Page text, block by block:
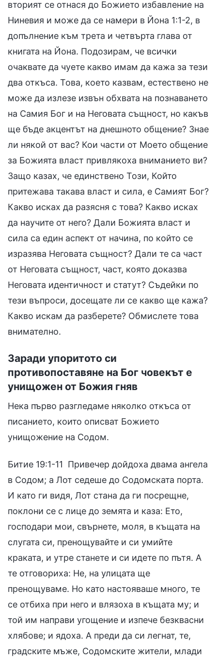
вторият се отнася до Божието избавление на
Ниневия и може да се намери в Йона 1:1-2, в
допълнение към трета и четвърта глава от
книгата на Йона. Подозирам, че всички
очаквате да чуете какво имам да кажа за тези
два откъса. Това, което казвам, естествено не
може да излезе извън обхвата на познаването
на Самия Бог и на Неговата същност, но какъв
ще бъде акцентът на днешното общение? Знае
ли някой от вас? Кои части от Моето общение
за Божията власт привлякоха вниманието ви?
Защо казах, че единствено Този, Който
притежава такава власт и сила, е Самият Бог?
Какво исках да разясня с това? Какво исках
да научите от него? Дали Божията власт и
сила са един аспект от начина, по който се
изразява Неговата същност? Дали те са част
от Неговата същност, част, която доказва
Неговата идентичност и статут? Съдейки по
тези въпроси, досещате ли се какво ще кажа?
Какво искам да разберете? Обмислете това
внимателно.
Заради упоритото си
противопоставяне на Бог човекът е
унищожен от Божия гняв
Нека първо разгледаме няколко откъса от
писанието, които описват Божието
унищожение на Содом.
Битие 19:1-11 Привечер дойдоха двама ангела
в Содом; а Лот седеше до Содомската порта.
И като ги видя, Лот стана да ги посрещне,
поклони се с лице до земята и каза: Ето,
господари мои, свърнете, моля, в къщата на
слугата си, пренощувайте и си умийте
краката, и утре станете и си идете по пътя. А
те отговориха: Не, на улицата ще
пренощуваме. Но като настояваше много, те
се отбиха при него и влязоха в къщата му; и
той им направи угощение и изпече безквасни
хлябове; и ядоха. А преди да си легнат, те,
градските мъже, Содомските жители, млади